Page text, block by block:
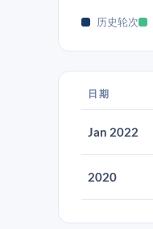
历史轮次
日期
Jan 2022
2020